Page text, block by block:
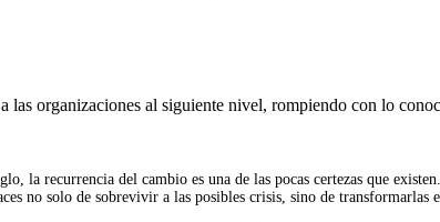
organizaciones al siguiente nivel, rompiendo con lo
la recurrencia del cambio es una de las pocas certezas que
no solo de sobrevivir a las posibles crisis, sino de transformarlas